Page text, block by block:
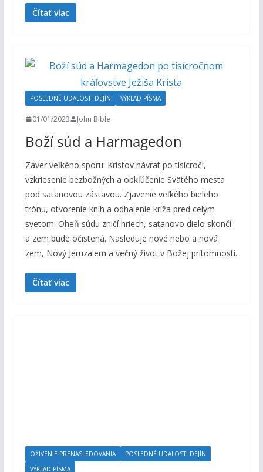
Čítať viac
POSLEDNÉ UDALOSTI DEJÍN VÝKLAD PÍSMA
01/01/2023 John Bible
Boží súd a Harmagedon
Záver veľkého sporu: Kristov návrat po tisícročí,
vzkriesenie bezbožných a obkľúčenie Svätého mesta
pod satanovou zástavou. Zjavenie veľkého bieleho
trónu, otvorenie kníh a odhalenie kríža pred celým
svetom. Oheň súdu zničí hriech, satanovo dielo skončí
a zem bude očistená. Nasleduje nové nebo a nová
zem, Nový Jeruzalem a večný život v Božej prítomnosti.
Čítať viac
OŽIVENIE PRENASLEDOVANIA
POSLEDNÉ UDALOSTI DEJÍN
VÝKLAD PÍSMA